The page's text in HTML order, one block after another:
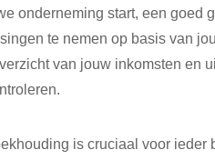
onderneming start, een goed
te nemen op basis van
van jouw inkomsten en
is cruciaal voor ieder